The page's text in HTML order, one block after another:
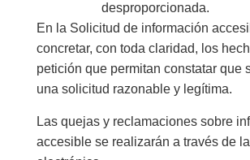
desproporcionada.
En la Solicitud de información
concretar, con toda claridad, los
petición que permitan constatar que
una solicitud razonable y legítima.
Las quejas y reclamaciones sobre
accesible se realizarán a través de